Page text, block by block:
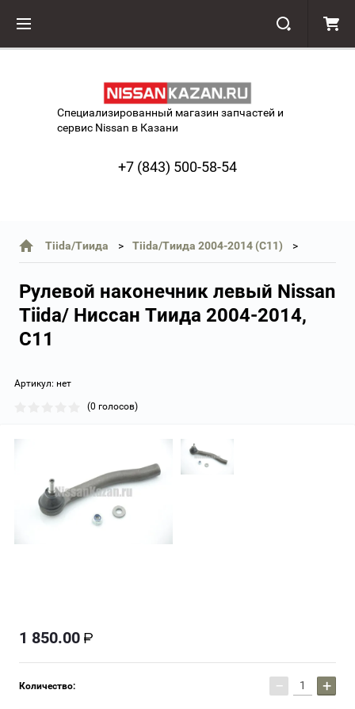
Специализированный магазин запчастей и
сервис Nissan в Казани
+7 (843) 500-58-54
Tiida/Тиида Tiida/Тиида 2004-2014 (C11)
Рулевой наконечник левый Nissan
Tiida/ Ниссан Тиида 2004-2014,
C11
Артикул: нет
(0 голосов)
1 850.00
Количество: − +